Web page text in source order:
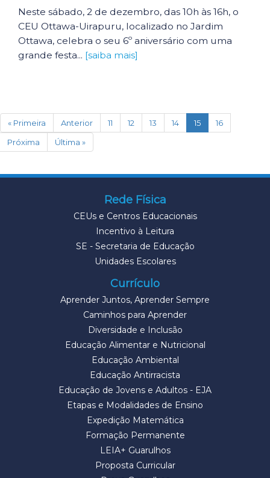
Neste sábado, 2 de dezembro, das 10h às 16h, o
CEU Ottawa-Uirapuru, localizado no Jardim
Ottawa, celebra o seu 6º aniversário com uma
grande festa... [saiba mais]
« Primeira Anterior 11 12 13 14 15(current)
16
Próxima
Última »
Rede Física
CEUs e Centros Educacionais
Incentivo à Leitura
SE - Secretaria de Educação
Unidades Escolares
Currículo
Aprender Juntos, Aprender Sempre
Caminhos para Aprender
Diversidade e Inclusão
Educação Alimentar e Nutricional
Educação Ambiental
Educação Antirracista
Educação de Jovens e Adultos - EJA
Etapas e Modalidades de Ensino
Expedição Matemática
Formação Permanente
LEIA+ Guarulhos
Proposta Curricular